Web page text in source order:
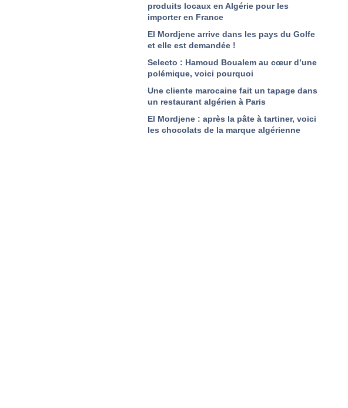
produits locaux en Algérie pour les
importer en France
El Mordjene arrive dans les pays du Golfe
et elle est demandée !
Selecto : Hamoud Boualem au cœur d’une
polémique, voici pourquoi
Une cliente marocaine fait un tapage dans
un restaurant algérien à Paris
El Mordjene : après la pâte à tartiner, voici
les chocolats de la marque algérienne